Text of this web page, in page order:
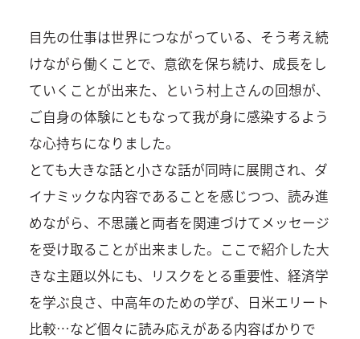
目先の仕事は世界につながっている、そう考え続
けながら働くことで、意欲を保ち続け、成長をし
ていくことが出来た、という村上さんの回想が、
ご自身の体験にともなって我が身に感染するよう
な心持ちになりました。
とても大きな話と小さな話が同時に展開され、ダ
イナミックな内容であることを感じつつ、読み進
めながら、不思議と両者を関連づけてメッセージ
を受け取ることが出来ました。ここで紹介した大
きな主題以外にも、リスクをとる重要性、経済学
を学ぶ良さ、中高年のための学び、日米エリート
比較…など個々に読み応えがある内容ばかりで